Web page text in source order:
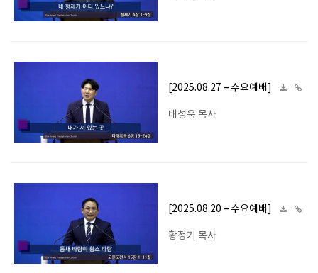
[2025.08.27 – 수요예배]
배성욱 목사
[2025.08.20 – 수요예배]
황정기 목사